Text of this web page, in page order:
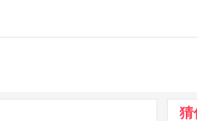
猜